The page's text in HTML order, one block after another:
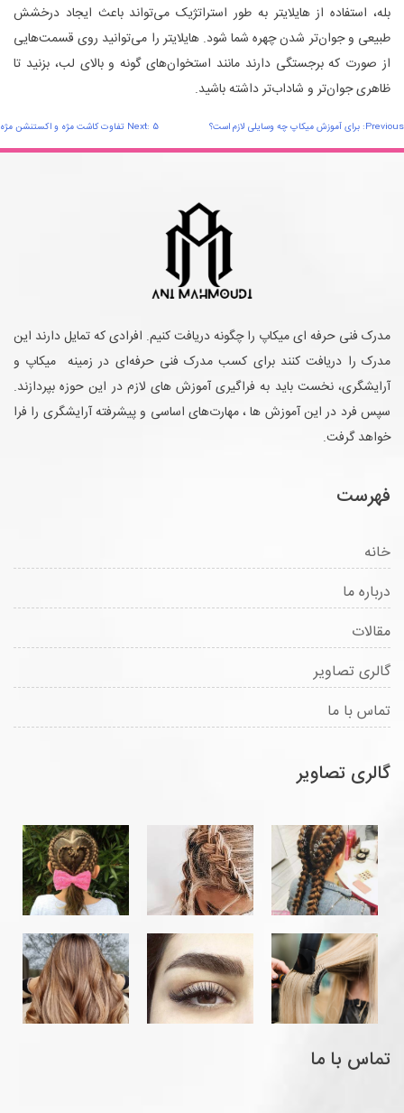
بله، استفاده از هایلایتر به طور استراتژیک می‌تواند باعث ایجاد درخشش
طبیعی و جوان‌تر شدن چهره شما شود. هایلایتر را می‌توانید روی قسمت‌هایی
از صورت که برجستگی دارند مانند استخوان‌های گونه و بالای لب، بزنید تا
ظاهری جوان‌تر و شاداب‌تر داشته باشید.
راهبری
نوشته
Previous: برای آموزش میکاپ چه وسایلی لازم است؟ Next: 5 تفاوت کاشت مژه و اکستنشن مژه
مدرک فنی حرفه ای میکاپ را چگونه دریافت کنیم. افرادی که تمایل دارند این
مدرک را دریافت کنند برای کسب مدرک فنی حرفه‌ای در زمینه میکاپ و
آرایشگری، نخست باید به فراگیری آموزش های لازم در این حوزه بپردازند.
سپس فرد در این آموزش ها ، مهارت‌های اساسی و پیشرفته آرایشگری را فرا
خواهد گرفت.
فهرست
خانه
درباره ما
مقالات
گالری تصاویر
تماس با ما
گالری تصاویر
تماس با ما